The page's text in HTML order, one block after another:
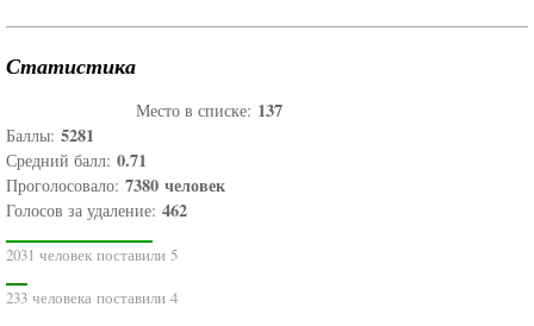
Статистика
Место в списке: 137
Баллы: 5281
Средний балл: 0.71
Проголосовало: 7380 человек
Голосов за удаление: 462
2031 человек поставили 5
233 человека поставили 4